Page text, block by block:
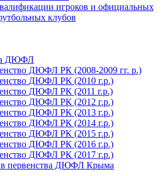
игроков и официальных
клубов
ДЮФЛ
ДЮФЛ РК (2008-2009 гг. р.)
ДЮФЛ РК (2010 г.р.)
ДЮФЛ РК (2011 г.р.)
ДЮФЛ РК (2012 г.р.)
ДЮФЛ РК (2013 г.р.)
ДЮФЛ РК (2014 г.р.)
ДЮФЛ РК (2015 г.р.)
ДЮФЛ РК (2016 г.р.)
ДЮФЛ РК (2017 г.р.)
первенства ДЮФЛ Крыма